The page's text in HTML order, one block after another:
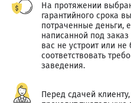
На протяжении
гарантийного срока
потраченные деньги,
написанной под
вас не устроит или не
соответствовать
заведения.
Перед сдачей